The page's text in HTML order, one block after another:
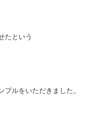
たという
プルをいただきました。